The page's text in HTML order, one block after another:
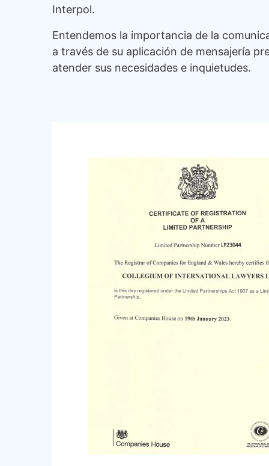
Interpol.
Entendemos la importancia de la
a través de su aplicación de mensajería
atender sus necesidades e inquietudes.